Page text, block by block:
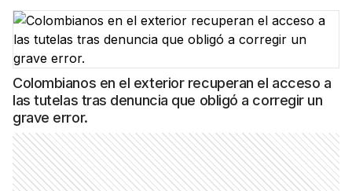
Colombianos en el exterior recuperan el acceso a
las tutelas tras denuncia que obligó a corregir un
grave error.